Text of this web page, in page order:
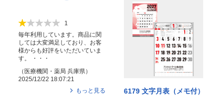
6179 文字月表（メモ付）
1
毎年利用しています。商品に関
しては大変満足しており、お客
様からも好評をいただいていま
す。 ・・・
（医療機関・薬局 兵庫県 ）
2025/12/22 18:07:21
もっと見る